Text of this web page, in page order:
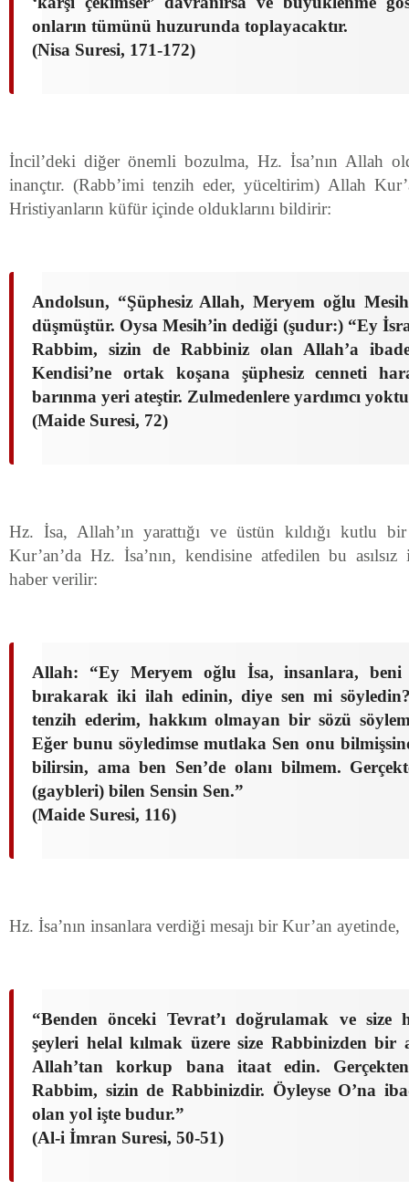
onların tümünü huzurunda toplayacaktır.
(Nisa Suresi, 171-172)
İncil’deki diğer önemli bozulma, Hz. İsa’nın Allah
inançtır. (Rabb’imi tenzih eder, yüceltirim) Allah
Hristiyanların küfür içinde olduklarını bildirir:
Andolsun, “Şüphesiz Allah, Meryem oğlu
düşmüştür. Oysa Mesih’in dediği (şudur:) “Ey
Rabbim, sizin de Rabbiniz olan Allah’a
Kendisi’ne ortak koşana şüphesiz cenneti
barınma yeri ateştir. Zulmedenlere yardımcı
(Maide Suresi, 72)
Hz. İsa, Allah’ın yarattığı ve üstün kıldığı kutlu
Kur’an’da Hz. İsa’nın, kendisine atfedilen bu
haber verilir:
Allah: “Ey Meryem oğlu İsa, insanlara, beni
bırakarak iki ilah edinin, diye sen mi
tenzih ederim, hakkım olmayan bir sözü
Eğer bunu söyledimse mutlaka Sen onu
bilirsin, ama ben Sen’de olanı bilmem.
(gaybleri) bilen Sensin Sen.”
(Maide Suresi, 116)
Hz. İsa’nın insanlara verdiği mesajı bir Kur’an ayetinde,
“Benden önceki Tevrat’ı doğrulamak ve size
şeyleri helal kılmak üzere size Rabbinizden bir
Allah’tan korkup bana itaat edin.
Rabbim, sizin de Rabbinizdir. Öyleyse O’na
olan yol işte budur.”
(Al-i İmran Suresi, 50-51)